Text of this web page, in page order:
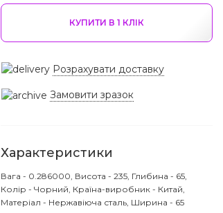
КУПИТИ В 1 КЛIК
Розрахувати доставку
Замовити зразок
Характеристики
Вага - 0.286000, Висота - 235, Глибина - 65,
Колір - Чорний, Країна-виробник - Китай,
Матеріал - Нержавіюча сталь, Ширина - 65